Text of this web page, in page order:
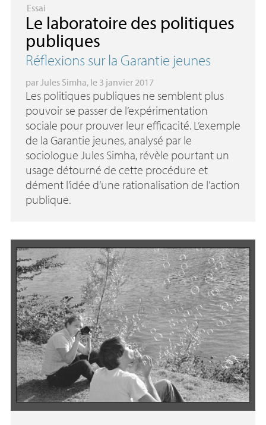
Essai
Le laboratoire des politiques
publiques
Réflexions sur la Garantie jeunes
par Jules Simha, le 3 janvier 2017
Les politiques publiques ne semblent plus
pouvoir se passer de l’expérimentation
sociale pour prouver leur efficacité. L’exemple
de la Garantie jeunes, analysé par le
sociologue Jules Simha, révèle pourtant un
usage détourné de cette procédure et
dément l’idée d’une rationalisation de l’action
publique.